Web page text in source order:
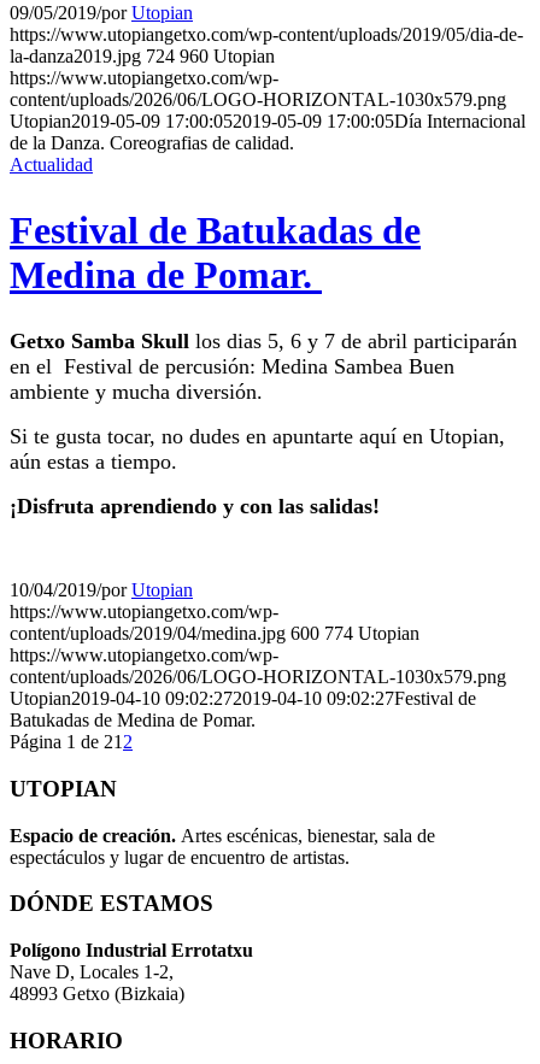
09/05/2019/porUtopian
https://www.utopiangetxo.com/wp-content/uploads/2019/05/dia-de-
la-danza2019.jpg 724 960 Utopian
https://www.utopiangetxo.com/wp-
content/uploads/2026/06/LOGO-HORIZONTAL-1030x579.png
Utopian2019-05-09 17:00:052019-05-09 17:00:05Día Internacional
de la Danza. Coreografias de calidad.
Actualidad
Festival de Batukadas de
Medina de Pomar.
Getxo Samba Skull los dias 5, 6 y 7 de abril participarán
en el Festival de percusión: Medina Sambea Buen
ambiente y mucha diversión.
Si te gusta tocar, no dudes en apuntarte aquí en Utopian,
aún estas a tiempo.
¡Disfruta aprendiendo y con las salidas!
10/04/2019/porUtopian
https://www.utopiangetxo.com/wp-
content/uploads/2019/04/medina.jpg 600 774 Utopian
https://www.utopiangetxo.com/wp-
content/uploads/2026/06/LOGO-HORIZONTAL-1030x579.png
Utopian2019-04-10 09:02:272019-04-10 09:02:27Festival de
Batukadas de Medina de Pomar.
Página 1 de 21 2
UTOPIAN
Espacio de creación. Artes escénicas, bienestar, sala de
espectáculos y lugar de encuentro de artistas.
DÓNDE ESTAMOS
Polígono Industrial Errotatxu
Nave D, Locales 1-2,
48993 Getxo (Bizkaia)
HORARIO